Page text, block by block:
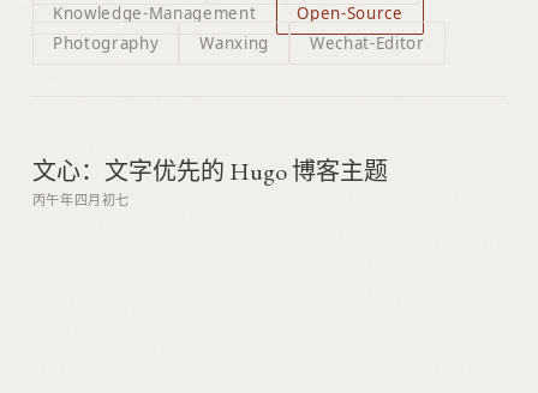
Knowledge-Management
Open-Source
Photography
Wanxing Wechat-Editor
文心：文字优先的 Hugo 博客主题
丙午年四月初七